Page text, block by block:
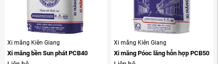
Xi măng Kiên Giang
Xi măng bền Sun phát PCB40
Xi măng Kiên Giang
Xi măng Póoc lăng hỗn hợp PCB50